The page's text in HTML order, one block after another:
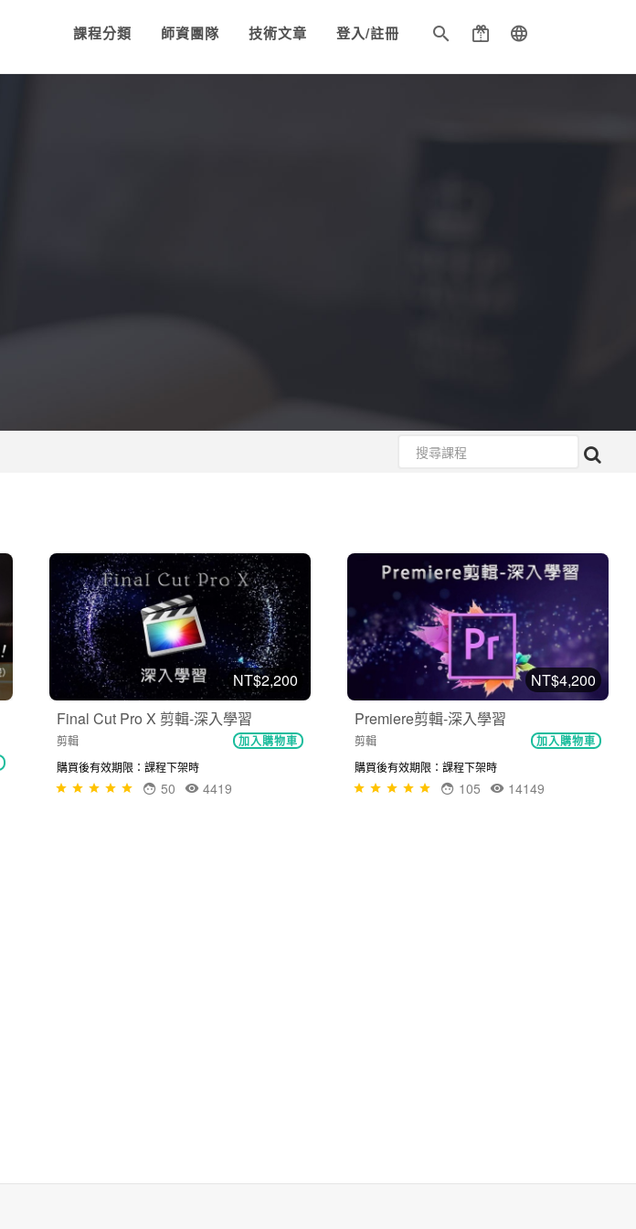
課程分類 師資團隊 技術文章 登入/註冊
NT$2,200
Final Cut Pro X 剪輯-深入學習
剪輯 加入購物車
購買後有效期限：課程下架時
4419
50
NT$4,200
Premiere剪輯-深入學習
剪輯 加入購物車
購買後有效期限：課程下架時
14149
105